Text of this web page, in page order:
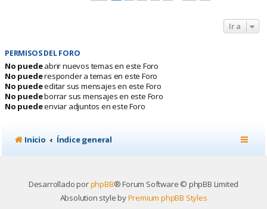
Ir a
PERMISOS DEL FORO
No puedeabrir nuevos temas en este Foro
No puederesponder a temas en este Foro
No puedeeditar sus mensajes en este Foro
No puedeborrar sus mensajes en este Foro
No puedeenviar adjuntos en este Foro
Inicio Índice general
Desarrollado porphpBB® Forum Software © phpBB Limited
Absolution style byPremium phpBB Styles